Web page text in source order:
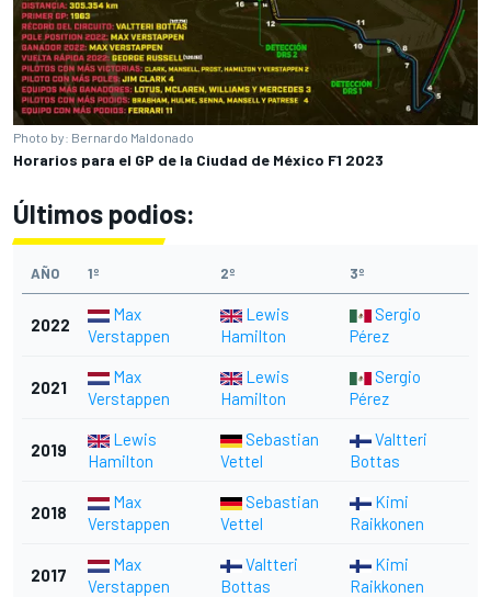
Photo by: Bernardo Maldonado
Horarios para el GP de la Ciudad de México F1 2023
Últimos podios:
AÑO 1º 2º 3º
2022
Max
Verstappen
Lewis
Hamilton
Sergio
Pérez
2021
Max
Verstappen
Lewis
Hamilton
Sergio
Pérez
2019
Lewis
Hamilton
Sebastian
Vettel
Valtteri
Bottas
2018
Max
Verstappen
Sebastian
Vettel
Kimi
Raikkonen
2017
Max
Verstappen
Valtteri
Bottas
Kimi
Raikkonen